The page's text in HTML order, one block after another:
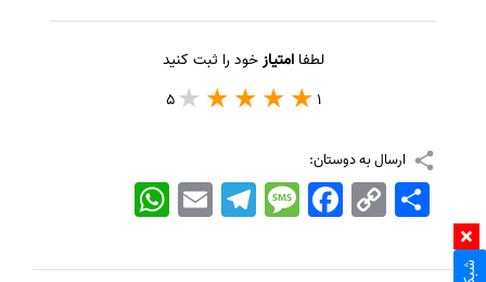
لطفاامتیازخود را ثبت کنید
1
5
ارسال به دوستان:
WhatsApp EmailTelegramMessageFacebook Copy
Link
اشتراک